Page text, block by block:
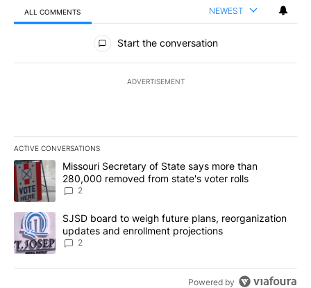
ALL COMMENTS NEWEST
All Comments
Start the conversation
ADVERTISEMENT
ACTIVE CONVERSATIONS
The following is a list of the most commented articles in the last
A trending article titled "Missouri Secretary of State says more
Missouri Secretary of State says more than
280,000 removed from state's voter rolls
2
A trending article titled "SJSD board to weigh future plans,
SJSD board to weigh future plans, reorganization
updates and enrollment projections
2
Powered by